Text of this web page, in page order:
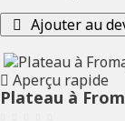
Ajouter au
Aperçu rapide
Plateau à